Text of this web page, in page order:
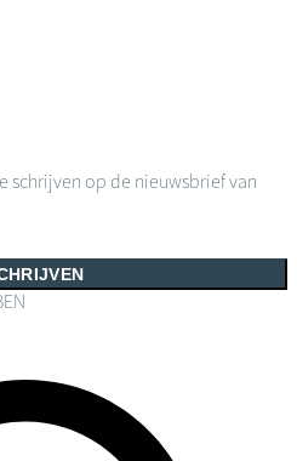
schrijven op de nieuwsbrief van